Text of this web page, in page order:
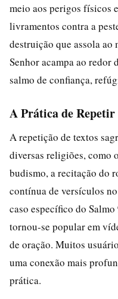
meio aos perigos físicos
livramentos contra a
destruição que assola
Senhor acampa ao redor
salmo de confiança,
A Prática de Repetir
A repetição de textos
diversas religiões, como
budismo, a recitação do
contínua de versículos
caso específico do
tornou-se popular em
de oração. Muitos
uma conexão mais
prática.